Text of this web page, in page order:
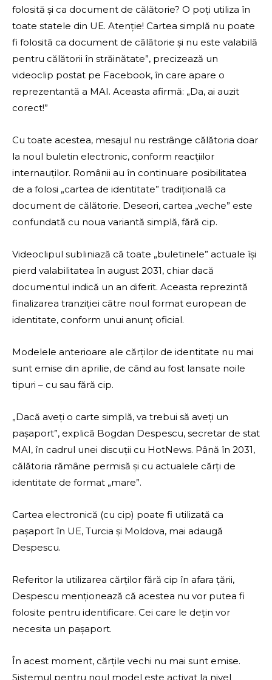
folosită și ca document de călătorie? O poți utiliza în
toate statele din UE. Atenție! Cartea simplă nu poate
fi folosită ca document de călătorie și nu este valabilă
pentru călătorii în străinătate”, precizează un
videoclip postat pe Facebook, în care apare o
reprezentantă a MAI. Aceasta afirmă: „Da, ai auzit
corect!”
Cu toate acestea, mesajul nu restrânge călătoria doar
la noul buletin electronic, conform reacțiilor
internauților. Românii au în continuare posibilitatea
de a folosi „cartea de identitate” tradițională ca
document de călătorie. Deseori, cartea „veche” este
confundată cu noua variantă simplă, fără cip.
Videoclipul subliniază că toate „buletinele” actuale își
pierd valabilitatea în august 2031, chiar dacă
documentul indică un an diferit. Aceasta reprezintă
finalizarea tranziției către noul format european de
identitate, conform unui anunț oficial.
Modelele anterioare ale cărților de identitate nu mai
sunt emise din aprilie, de când au fost lansate noile
tipuri – cu sau fără cip.
„Dacă aveți o carte simplă, va trebui să aveți un
pașaport”, explică Bogdan Despescu, secretar de stat
MAI, în cadrul unei discuții cu HotNews. Până în 2031,
călătoria rămâne permisă și cu actualele cărți de
identitate de format „mare”.
Cartea electronică (cu cip) poate fi utilizată ca
pașaport în UE, Turcia și Moldova, mai adaugă
Despescu.
Referitor la utilizarea cărților fără cip în afara țării,
Despescu menționează că acestea nu vor putea fi
folosite pentru identificare. Cei care le dețin vor
necesita un pașaport.
În acest moment, cărțile vechi nu mai sunt emise.
Sistemul pentru noul model este activat la nivel